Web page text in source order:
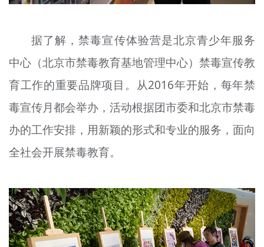
据了解，禁毒宣传体验营是北京青少年服务
中心（北京市禁毒教育基地管理中心）禁毒宣传教
育工作的重要品牌项目。从2016年开始，每年禁
毒宣传月都会举办，活动根据团市委和北京市禁毒
办的工作安排，用新颖的形式和专业的服务，面向
全社会开展禁毒教育。